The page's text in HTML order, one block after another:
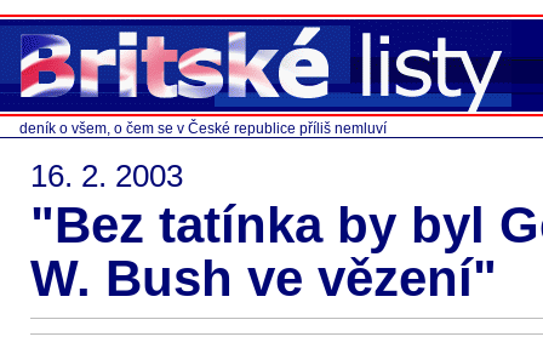
deník o všem, o čem se v České republice příliš nemluví
16. 2. 2003
"Bez tatínka by byl
W. Bush ve vězení"